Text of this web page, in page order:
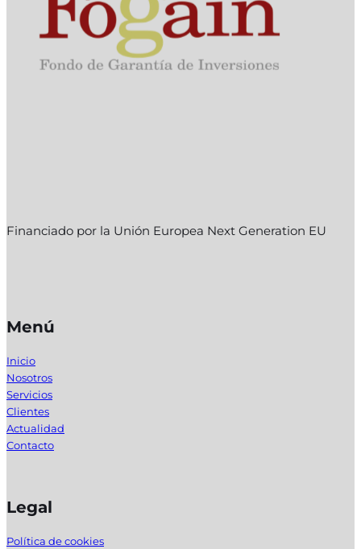
Financiado por la Unión Europea Next Generation EU
Menú
Inicio
Nosotros
Servicios
Clientes
Actualidad
Contacto
Legal
Política de cookies